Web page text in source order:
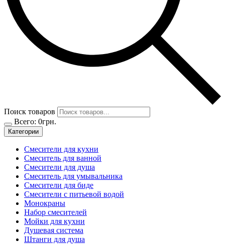
Поиск товаров
Всего: 0грн.
Категории
Смесители для кухни
Смеситель для ванной
Смесители для душа
Смеситель для умывальника
Смесители для биде
Смесители с питьевой водой
Монокраны
Набор смесителей
Мойки для кухни
Душевая система
Штанги для душа